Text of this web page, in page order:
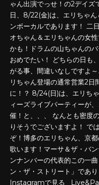
ゃん出演でっせ！の2デイズ
日、8/22(金)は、エリちゃん
ンボーカルであります！ 二
オちゃん＆エリちゃんの女
かも！ドラムの山ちゃんの
おめでたい！ どちらの日も
がる事、間違いなしですよ
リちゃん登場の通常営業2日
に！？ 8/24(日)は、エリち
ィーズライブパーティーが
催！と、、、 なんとも密度
りそうでございますよ！ で
ぞ！博多のエリちゃん、京
歌います！マーサ＆ザ・バ
ンナンバーの代表的この一
ン・ザ・ストリート」であ
Instagramで見る